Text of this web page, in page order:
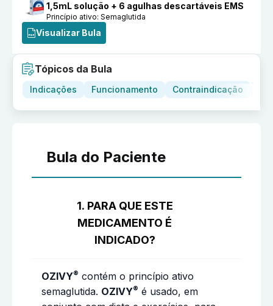
1,5mL solução + 6 agulhas descartáveis EMS
Princípio ativo:Semaglutida
Visualizar Bula
Tópicos da Bula
Indicações Funcionamento Contraindicação
Bula do Paciente
1. PARA QUE ESTE
MEDICAMENTO É
INDICADO?
OZIVY® contém o princípio ativo
semaglutida. OZIVY® é usado, em